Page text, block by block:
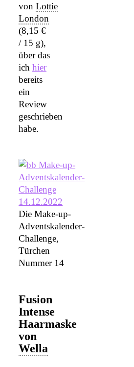
von Lottie
London
(8,15 €
/ 15 g),
über das
ich hier
bereits
ein
Review
geschrieben
habe.
Die Make-up-
Adventskalender-
Challenge,
Türchen
Nummer 14
Fusion
Intense
Haarmaske
von
Wella